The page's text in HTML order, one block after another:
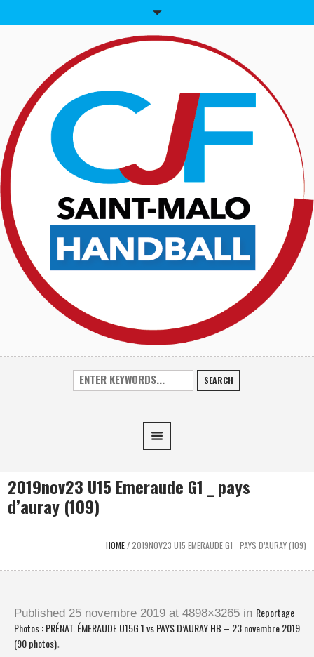
SEARCH
2019nov23 U15 Emeraude G1 _ pays
d’auray (109)
HOME/2019NOV23 U15 EMERAUDE G1 _ PAYS D’AURAY (109)
Published 25 novembre 2019 at 4898×3265 in Reportage
Photos : PRÉNAT. ÉMERAUDE U15G 1 vs PAYS D’AURAY HB – 23 novembre 2019
(90 photos).